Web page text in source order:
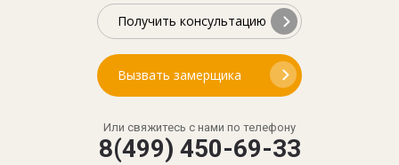
Получить консультацию
Вызвать замерщика
Или свяжитесь с нами по телефону
8(499) 450-69-33